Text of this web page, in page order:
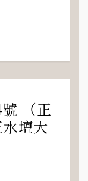
（正
壇大